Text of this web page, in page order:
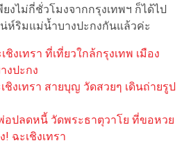
งไม่กี่ชั่วโมงจากกรุงเทพฯ ก็ได้ไป
น่ห์ริมแม่น้ำบางปะกงกันแล้วค่ะ
งเทรา ที่เที่ยวใกล้กรุงเทพ เมือง
งปะกง
ชิงเทรา สายบุญ วัดสวยๆ เดินถ่ายรูป
อปลดหนี้ วัดพระธาตุวาโย ที่ขอหวย
! ฉะเชิงเทรา